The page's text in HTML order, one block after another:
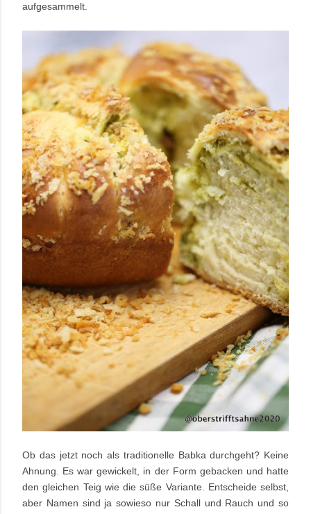
aufgesammelt.
Ob das jetzt noch als traditionelle Babka durchgeht? Keine
Ahnung. Es war gewickelt, in der Form gebacken und hatte
den gleichen Teig wie die süße Variante. Entscheide selbst,
aber Namen sind ja sowieso nur Schall und Rauch und so